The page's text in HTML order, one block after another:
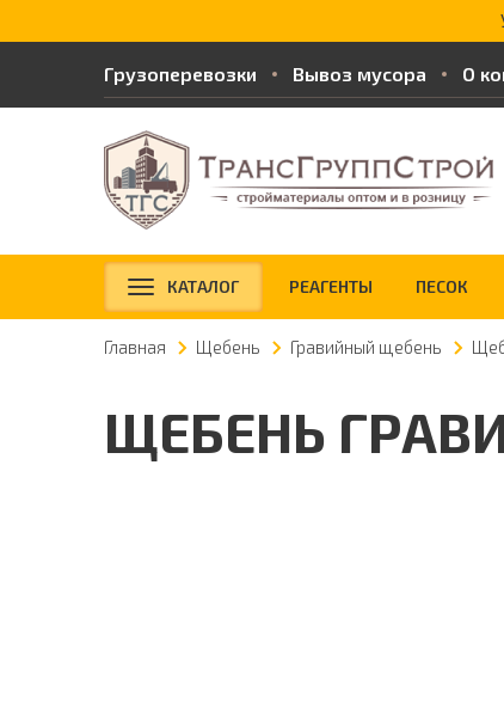
Грузоперевозки Вывоз мусора О
КАТАЛОГ РЕАГЕНТЫ ПЕСОК
Главная Щебень Гравийный щебень
ЩЕБЕНЬ
Доставка от 3 м